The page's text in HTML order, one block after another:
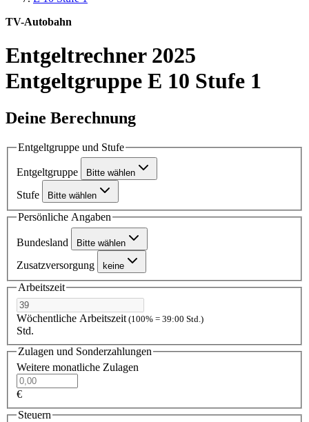
TV-Autobahn
Entgeltrechner 2025
Entgeltgruppe E 10 Stufe 1
Deine Berechnung
Entgeltgruppe und Stufe
Entgeltgruppe Bitte wählen
Stufe Bitte wählen
Persönliche Angaben
Bundesland Bitte wählen
Zusatzversorgung keine
Arbeitszeit
Wöchentliche Arbeitszeit (100% = 39:00 Std.)
Std.
Zulagen und Sonderzahlungen
Weitere monatliche Zulagen
€
Steuern